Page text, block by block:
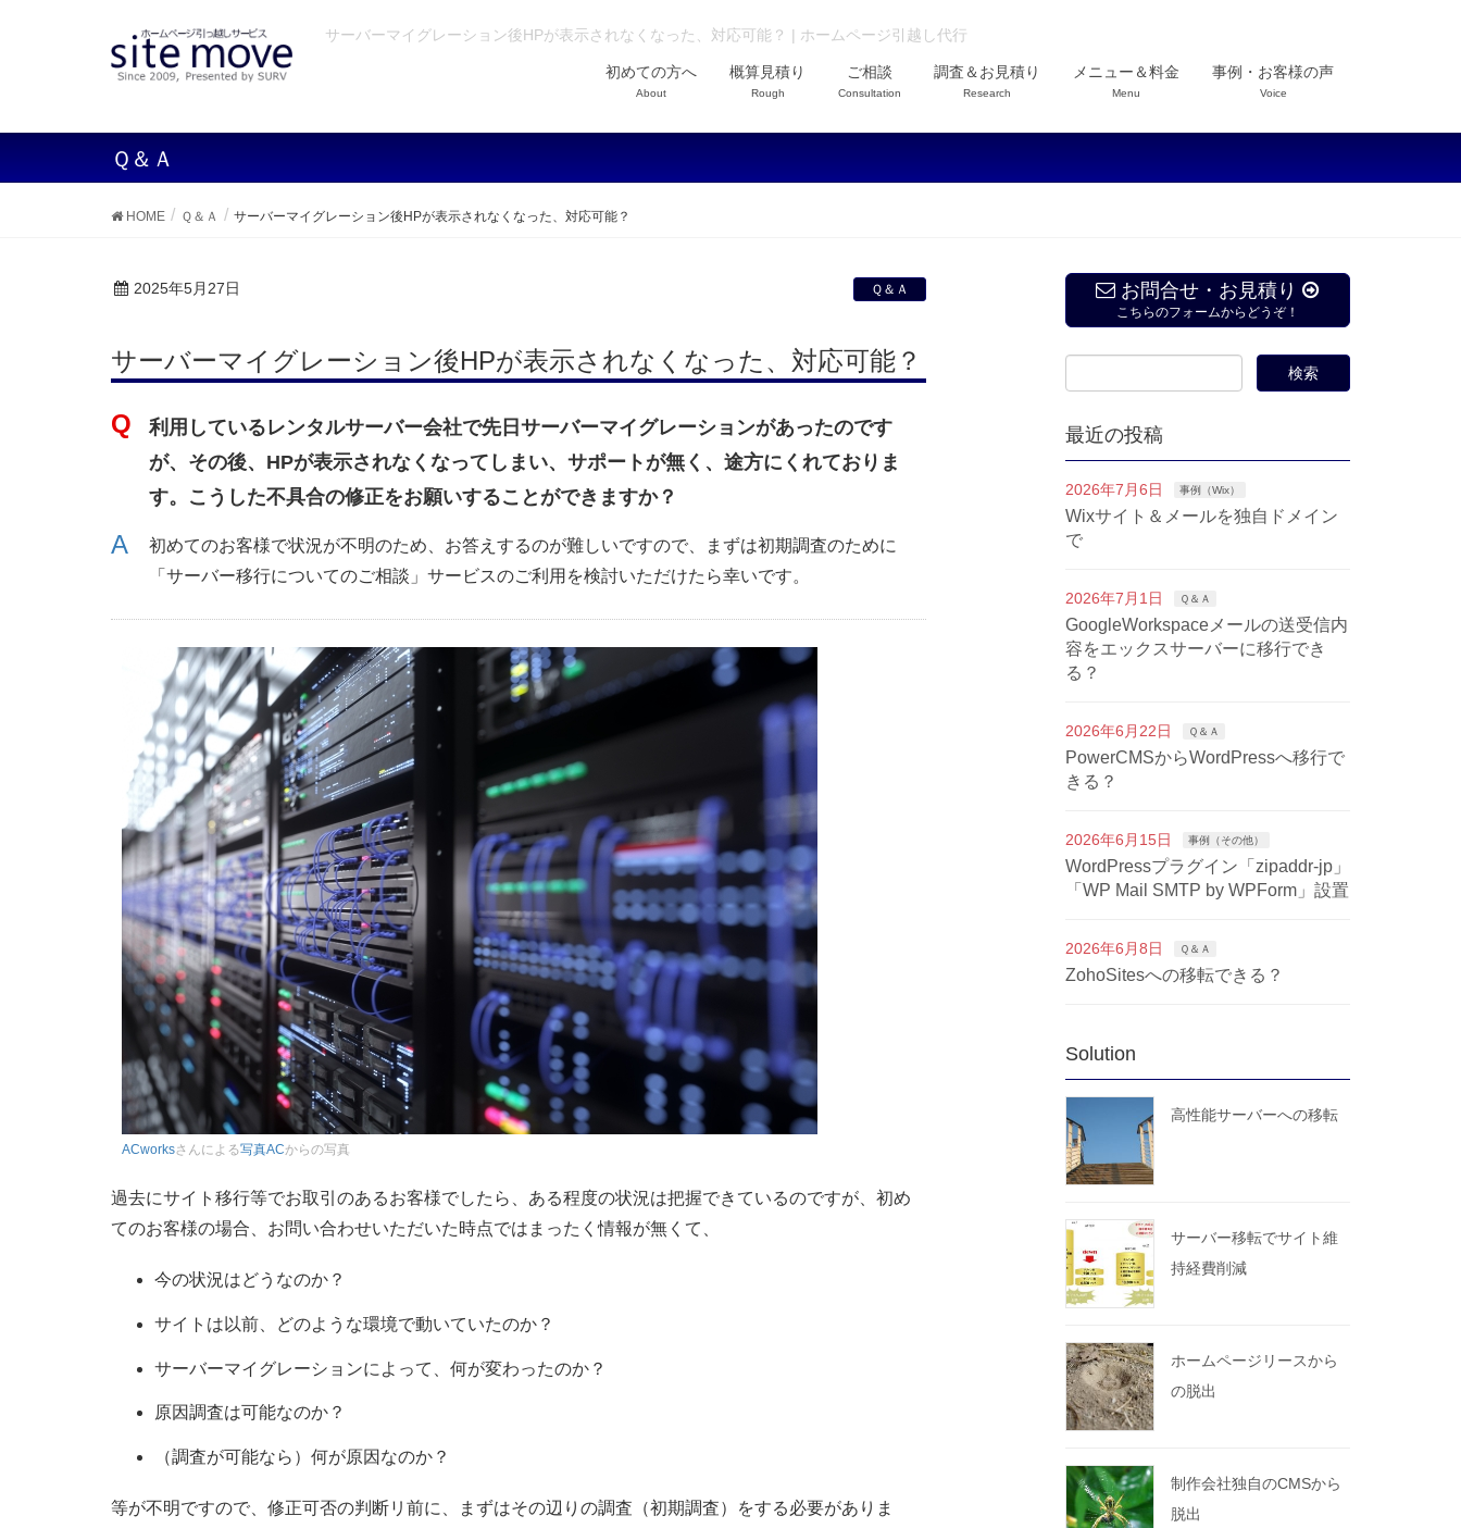
サーバーマイグレーション後HPが表示されなくなった、対応可能？ | ホームページ引越し代行
初めての方へ
About
概算見積り
Rough
ご相談
Consultation
調査＆お見積り
Research
メニュー＆料金
Menu
事例・お客様の声
Voice
Ｑ＆Ａ
HOME Ｑ＆Ａ サーバーマイグレーション後HPが表示されなくなった、対応可能？
2025年5月27日 Ｑ＆Ａ
サーバーマイグレーション後HPが表示されなくなった、対応可能？
利用しているレンタルサーバー会社で先日サーバーマイグレーションがあったのです
が、その後、HPが表示されなくなってしまい、サポートが無く、途方にくれておりま
す。こうした不具合の修正をお願いすることができますか？
初めてのお客様で状況が不明のため、お答えするのが難しいですので、まずは初期調査のために
「サーバー移行についてのご相談」サービスのご利用を検討いただけたら幸いです。
ACworksさんによる写真ACからの写真
過去にサイト移行等でお取引のあるお客様でしたら、ある程度の状況は把握できているのですが、初め
てのお客様の場合、お問い合わせいただいた時点ではまったく情報が無くて、
今の状況はどうなのか？
サイトは以前、どのような環境で動いていたのか？
サーバーマイグレーションによって、何が変わったのか？
原因調査は可能なのか？
（調査が可能なら）何が原因なのか？
等が不明ですので、修正可否の判断リ前に、まずはその辺りの調査（初期調査）をする必要がありま
お問合せ・お見積り
こちらのフォームからどうぞ！
最近の投稿
2026年7月6日 事例（Wix）
Wixサイト＆メールを独自ドメイン
で
2026年7月1日 Ｑ＆Ａ
GoogleWorkspaceメールの送受信内
容をエックスサーバーに移行でき
る？
2026年6月22日 Ｑ＆Ａ
PowerCMSからWordPressへ移行で
きる？
2026年6月15日 事例（その他）
WordPressプラグイン「zipaddr-jp」
「WP Mail SMTP by WPForm」設置
2026年6月8日 Ｑ＆Ａ
ZohoSitesへの移転できる？
Solution
高性能サーバーへの移転
サーバー移転でサイト維
持経費削減
ホームページリースから
の脱出
制作会社独自のCMSから
脱出